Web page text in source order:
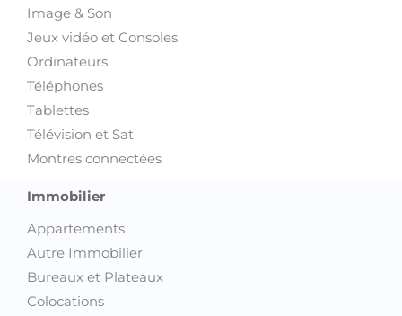
Image & Son
Jeux vidéo et Consoles
Ordinateurs
Téléphones
Tablettes
Télévision et Sat
Montres connectées
Immobilier
Appartements
Autre Immobilier
Bureaux et Plateaux
Colocations